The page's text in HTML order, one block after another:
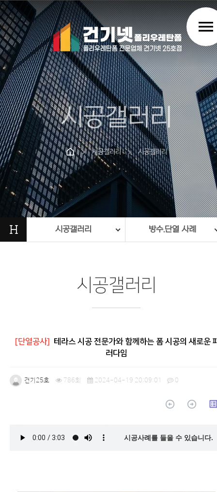
menu
시공갤러리
chevron_right 시공갤러리 chevron_right 시공갤러리
H 시공갤러리 방수.단열 사례
시공갤러리
[단열공사]
테라스 시공 전문가와 함께하는 폼 시공의 새로운
러다임
건기25호 786회 2024-04-19 20:09:01 0
arrow_circle_up arrow_circle_up
시공사례를 들을 수 있습니다.